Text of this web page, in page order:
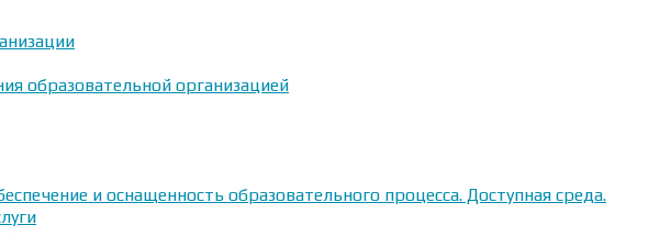
образовательной организацией
и оснащенность образовательного процесса. Доступная среда.